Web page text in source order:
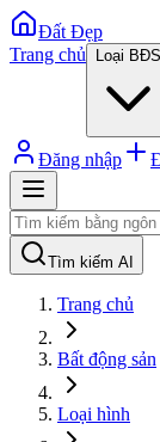
Đất Đẹp
Trang chủ
Loại BĐS
Đăng nhập
Tìm kiếm AI
Trang chủ
Bất động sản
Loại hình